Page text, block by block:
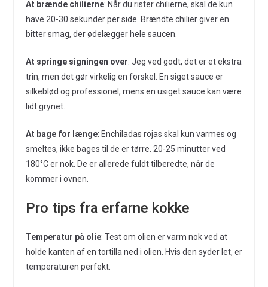
At brænde chilierne: Når du rister chilierne, skal de kun
have 20-30 sekunder per side. Brændte chilier giver en
bitter smag, der ødelægger hele saucen.
At springe signingen over: Jeg ved godt, det er et ekstra
trin, men det gør virkelig en forskel. En siget sauce er
silkeblød og professionel, mens en usiget sauce kan være
lidt grynеt.
At bage for længe: Enchiladas rojas skal kun varmes og
smeltes, ikke bages til de er tørre. 20-25 minutter ved
180°C er nok. De er allerede fuldt tilberedte, når de
kommer i ovnen.
Pro tips fra erfarne kokke
Temperatur på olie: Test om olien er varm nok ved at
holde kanten af en tortilla ned i olien. Hvis den syder let, er
temperaturen perfekt.